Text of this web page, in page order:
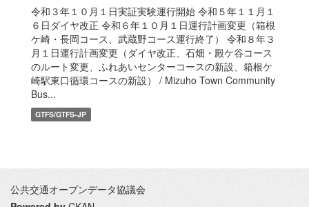
令和３年１０月１日実証実験運行開始 令和５年１１月１
６日ダイヤ改正 令和６年１０月１日運行計画変更（箱根
ケ崎・長岡コース、武蔵野コース運行終了） 令和８年３
月１日運行計画変更（ダイヤ改正、石畑・殿ケ谷コース
のルート変更、ふれあいセンターコースの新設、箱根ケ
崎駅東口循環コースの新設） / Mizuho Town Community
Bus...
GTFS/GTFS-JP
公共交通オープンデータ協議会